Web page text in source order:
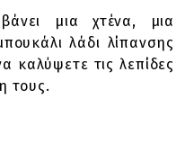
μια χτένα, μια
λάδι λίπανσης
καλύψετε τις λεπίδες
τους.